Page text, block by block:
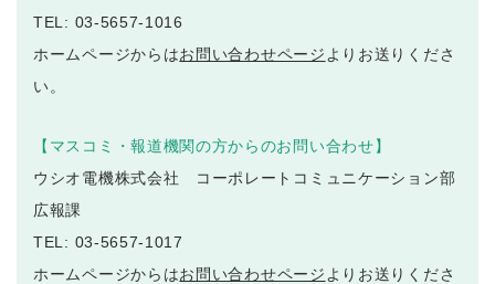
TEL: 03-5657-1016
ホームページからはお問い合わせページ よりお送りくださ
い。
【マスコミ・報道機関の方からのお問い合わせ】
ウシオ電機株式会社 コーポレートコミュニケーション部
広報課
TEL: 03-5657-1017
ホームページからはお問い合わせページ よりお送りくださ